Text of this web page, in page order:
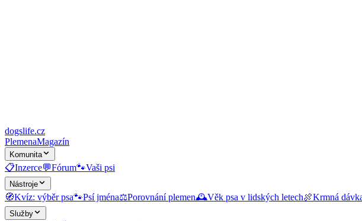
dogslife.cz
PlemenaMagazín
Komunita
📋Inzerce💬Fórum🐾Vaši psi
Nástroje
🧭Kvíz: výběr psa🐾Psí jména⚖️Porovnání plemen🕰️Věk psa v lidských letech🍖Krmná
Služby